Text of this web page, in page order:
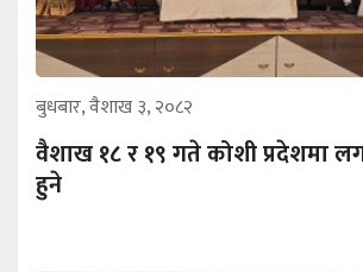
बुधबार, वैशाख ३, २०८२
वैशाख १८ र १९ गते कोशी प्रदेशमा
हुने